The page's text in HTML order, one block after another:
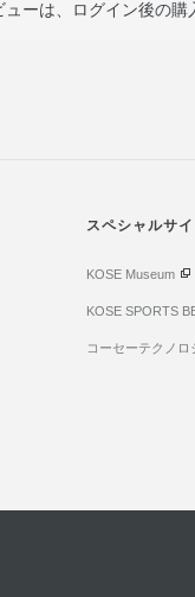
ーは、ログイン後の購
スペシャルサイ
KOSE Museum
KOSE SPORTS
コーセーテクノロ